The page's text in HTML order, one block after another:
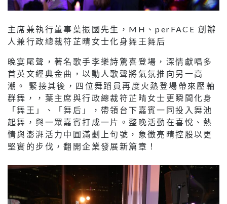
主席兼執行董事葉振國先生，MH、perFACE 創辦
人兼行政總裁符芷晴女士化身舞王舞后
晚宴尾聲，著名歌手李樂詩驚喜登場，深情獻唱多
首英文經典金曲，以動人歌聲將氣氛推向另一高
潮。 緊接其後，四位舞蹈員再度火熱登場帶來壓軸
群舞，，葉主席與行政總裁符芷晴女士更瞬間化身
「舞王」、「舞后」，帶領台下嘉賓一同投入舞池
起舞，與一眾嘉賓打成一片。整晚活動在喜悅、熱
情與澎湃活力中圓滿劃上句號，象徵亮晴控股以更
堅實的步伐，翻開企業發展新篇章！